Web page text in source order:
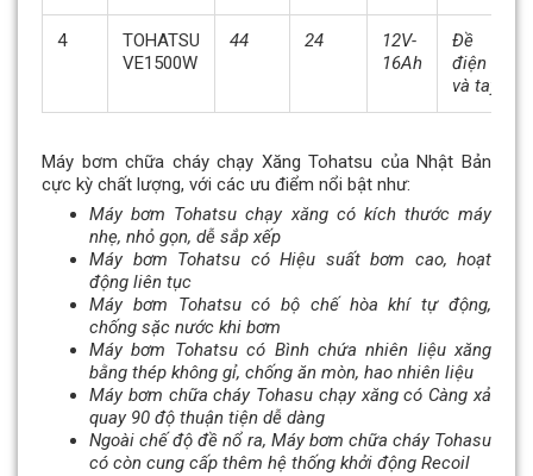
4
TOHATSU
VE1500W
44 24
12V-
16Ah
Đề
điện
và tay
Máy bơm chữa cháy chạy Xăng Tohatsu của Nhật Bản
cực kỳ chất lượng, với các ưu điểm nổi bật như:
Máy bơm Tohatsu chạy xăng có kích thước máy
nhẹ, nhỏ gọn, dễ sắp xếp
Máy bơm Tohatsu có Hiệu suất bơm cao, hoạt
động liên tục
Máy bơm Tohatsu có bộ chế hòa khí tự động,
chống sặc nước khi bơm
Máy bơm Tohatsu có Bình chứa nhiên liệu xăng
bằng thép không gỉ, chống ăn mòn, hao nhiên liệu
Máy bơm chữa cháy Tohasu chạy xăng có Càng xả
quay 90 độ thuận tiện dễ dàng
Ngoài chế độ đề nổ ra, Máy bơm chữa cháy Tohasu
có còn cung cấp thêm hệ thống khởi động Recoil